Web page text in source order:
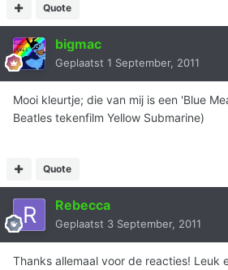
Quote
bigmac
Geplaatst 1 September, 2011
Mooi kleurtje; die van mij is een 'Blue
Beatles tekenfilm Yellow Submarine)
Quote
Rebecca
Geplaatst 3 September, 2011
Thanks allemaal voor de reacties! Leuk